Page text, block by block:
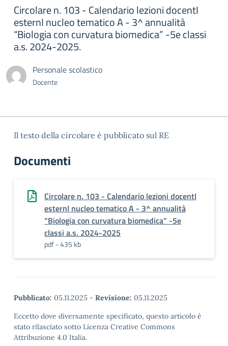
Circolare n. 103 - Calendario lezioni docentI
esternI nucleo tematico A - 3^ annualità
“Biologia con curvatura biomedica” -5e classi
a.s. 2024-2025.
Personale scolastico
Docente
Il testo della circolare è pubblicato sul RE
Documenti
Circolare n. 103 - Calendario lezioni docentI
esternI nucleo tematico A - 3^ annualità
“Biologia con curvatura biomedica” -5e
classi a.s. 2024-2025
pdf - 435 kb
Pubblicato: 05.11.2025 - Revisione: 05.11.2025
Eccetto dove diversamente specificato, questo articolo è
stato rilasciato sotto Licenza Creative Commons
Attribuzione 4.0 Italia.